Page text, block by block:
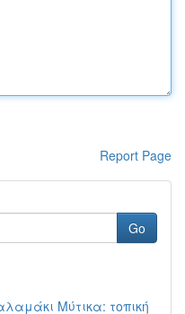
Report Page
Go
Μύτικα: τοπική